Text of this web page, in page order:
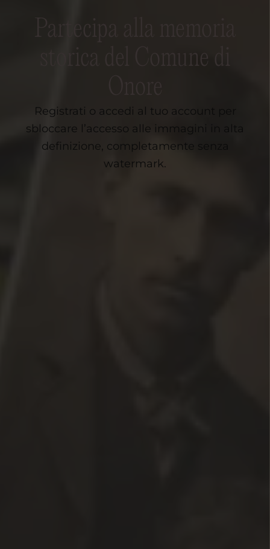
storica del Comune di
Registrati o accedi al tuo account per
sbloccare l’accesso alle immagini in alta
definizione, completamente senza
watermark.